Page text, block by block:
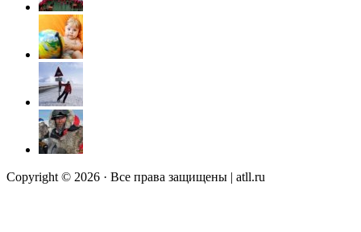
Copyright © 2026 · Все права защищены | atll.ru